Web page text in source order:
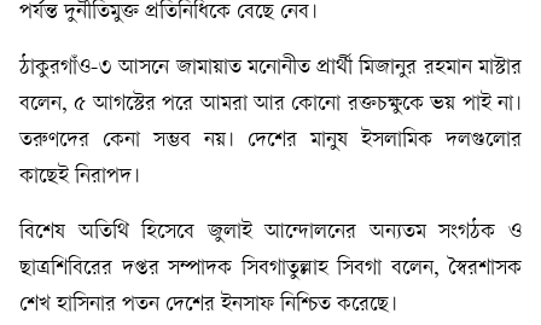
পর্যন্ত দুর্নীতিমুক্ত প্রতিনিধিকে বেছে নেব।
ঠাকুরগাঁও-৩ আসনে জামায়াত মনোনীত প্রার্থী মিজানুর রহমান মাস্টার
বলেন, ৫ আগস্টের পরে আমরা আর কোনো রক্তচক্ষুকে ভয় পাই না।
তরুণদের কেনা সম্ভব নয়। দেশের মানুষ ইসলামিক দলগুলোর
কাছেই নিরাপদ।
বিশেষ অতিথি হিসেবে জুলাই আন্দোলনের অন্যতম সংগঠক ও
ছাত্রশিবিরের দপ্তর সম্পাদক সিবগাতুল্লাহ সিবগা বলেন, স্বৈরশাসক
শেখ হাসিনার পতন দেশের ইনসাফ নিশ্চিত করেছে।